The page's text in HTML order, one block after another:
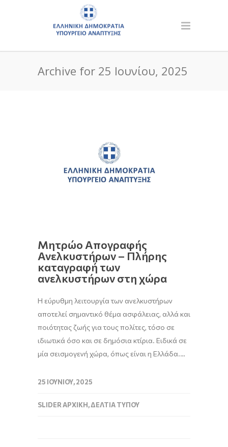
Archive for 25 Ιουνίου, 2025
Μητρώο Απογραφής
Ανελκυστήρων – Πλήρης
καταγραφή των
ανελκυστήρων στη χώρα
Η εύρυθμη λειτουργία των ανελκυστήρων
αποτελεί σημαντικό θέμα ασφάλειας, αλλά και
ποιότητας ζωής για τους πολίτες, τόσο σε
ιδιωτικά όσο και σε δημόσια κτίρια. Ειδικά σε
μία σεισμογενή χώρα, όπως είναι η Ελλάδα.…
25 ΙΟΥΝΊΟΥ, 2025
SLIDER ΑΡΧΙΚΉ,ΔΕΛΤΊΑ ΤΎΠΟΥ